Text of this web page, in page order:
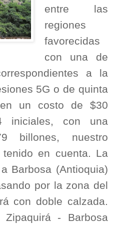
entre las
regiones
favorecidas
con una de
a la
5G o de quinta
un costo de $30
iniciales, con una
billones, nuestro
en cuenta. La
Barbosa (Antioquia)
por la zona del
con doble calzada.
- Barbosa